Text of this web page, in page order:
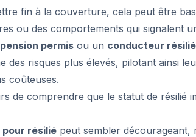
fin à la couverture, cela peut être
ou des comportements qui signalent
permis ou un conducteur
des risques plus élevés, pilotant ainsi
coûteuses.
de comprendre que le statut de résilié
résilié peut sembler décourageant,